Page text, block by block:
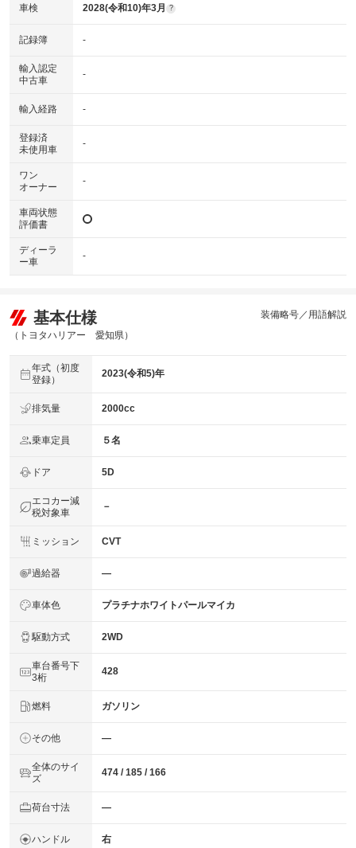
車検 2028(令和10)年3月 ?
記録簿 -
輸入認定
中古車
-
輸入経路 -
登録済
未使用車
-
ワン
オーナー
-
車両状態
評価書
ディーラ
ー車
-
基本仕様
（トヨタハリアー 愛知県）
装備略号／用語解説
年式（初度
登録）
2023(令和5)年
排気量 2000cc
乗車定員 ５名
ドア 5D
エコカー減
税対象車
－
ミッション CVT
過給器 ―
車体色 プラチナホワイトパールマイカ
駆動方式 2WD
車台番号下
3桁
428
燃料 ガソリン
その他 ―
全体のサイ
ズ
474 / 185 / 166
荷台寸法 ―
ハンドル 右